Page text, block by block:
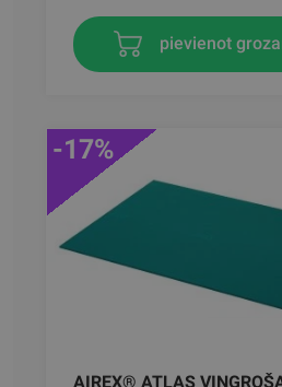
pievienot
AIREX® ATLAS
-17%